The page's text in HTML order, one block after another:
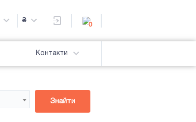
₴
0
Контакти
Знайти